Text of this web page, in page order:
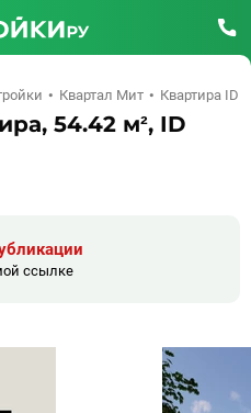
Квартал Мит Квартира ID
54.42 м², ID
ссылке